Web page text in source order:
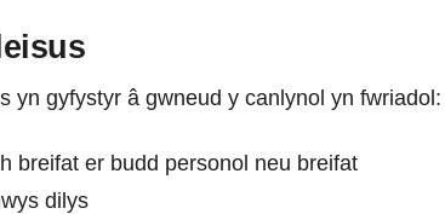
yn gyfystyr â gwneud y canlynol yn fwriadol:
breifat er budd personol neu breifat
dilys